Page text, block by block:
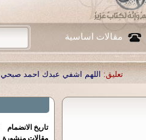
مقالات اساسية
اشفي عبدك احمد صبحي منصور| تعليق:
تاريخ الانضمام
مقالات منشورة